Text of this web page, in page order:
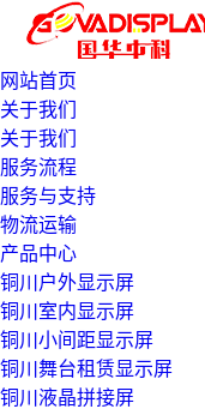
网站首页
关于我们
关于我们
服务流程
服务与支持
物流运输
产品中心
铜川户外显示屏
铜川室内显示屏
铜川小间距显示屏
铜川舞台租赁显示屏
铜川液晶拼接屏